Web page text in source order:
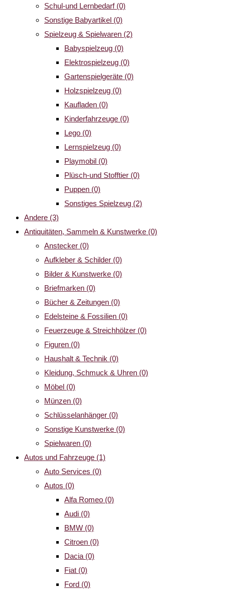
Schul-und Lernbedarf (0)
Sonstige Babyartikel (0)
Spielzeug & Spielwaren (2)
Babyspielzeug (0)
Elektrospielzeug (0)
Gartenspielgeräte (0)
Holzspielzeug (0)
Kaufladen (0)
Kinderfahrzeuge (0)
Lego (0)
Lernspielzeug (0)
Playmobil (0)
Plüsch-und Stofftier (0)
Puppen (0)
Sonstiges Spielzeug (2)
Andere (3)
Antiquitäten, Sammeln & Kunstwerke (0)
Anstecker (0)
Aufkleber & Schilder (0)
Bilder & Kunstwerke (0)
Briefmarken (0)
Bücher & Zeitungen (0)
Edelsteine & Fossilien (0)
Feuerzeuge & Streichhölzer (0)
Figuren (0)
Haushalt & Technik (0)
Kleidung, Schmuck & Uhren (0)
Möbel (0)
Münzen (0)
Schlüsselanhänger (0)
Sonstige Kunstwerke (0)
Spielwaren (0)
Autos und Fahrzeuge (1)
Auto Services (0)
Autos (0)
Alfa Romeo (0)
Audi (0)
BMW (0)
Citroen (0)
Dacia (0)
Fiat (0)
Ford (0)